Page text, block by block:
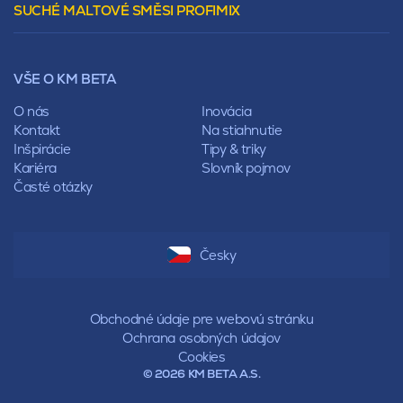
Mansardová
Pultová
Sedlová
Polovalbová
Stanová
Mansardová
Pultová
Hodonka
Preklady
Lícové murivo
Pálené zdivo Profiblok
Nosné murivo
Priečky
Vencovky
Preklady
SUCHÉ MALTOVÉ SMĚSI PROFIMIX
VŠE O KM BETA
O nás
Inovácia
Kontakt
Na stiahnutie
Inšpirácie
Tipy & triky
Kariéra
Slovník pojmov
Časté otázky
Česky
© 2026 KM BETA A.S.
Obchodné údaje pre webovú stránku
Ochrana osobných údajov
Cookies